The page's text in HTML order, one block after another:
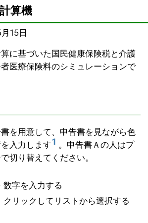
算機
15日
に基づいた国民健康保険税と介護
医療保険料のシミュレーションで
を用意して、申告書を見ながら色
入力します1 。申告書Ａの人はプ
切り替えてください。
字を入力する
リックしてリストから選択する